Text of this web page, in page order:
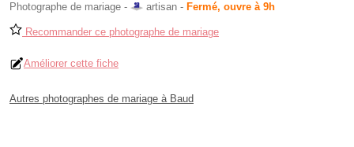
Photographe de mariage - artisan - Fermé, ouvre à 9h
Recommander ce photographe de mariage
Améliorer cette fiche
Autres photographes de mariage à Baud